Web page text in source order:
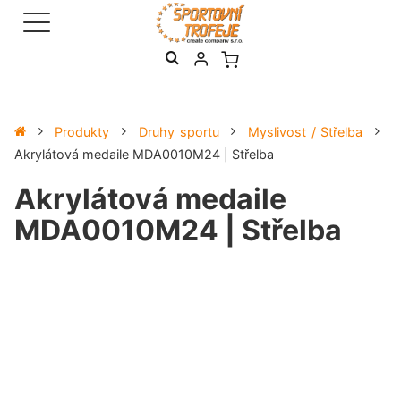
Produkty Druhy sportu
Myslivost / Střelba
Akrylátová medaile MDA0010M24 | Střelba
Akrylátová medaile
MDA0010M24 | Střelba